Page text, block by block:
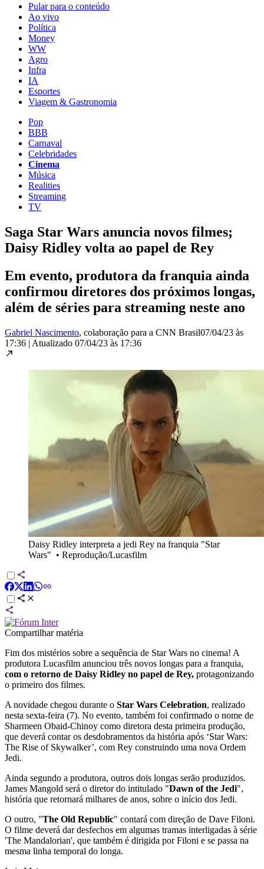
Pular para o conteúdo
Ao vivo
Política
Money
WW
Agro
Infra
IA
Esportes
Viagem & Gastronomia
Pop
BBB
Carnaval
Celebridades
Cinema
Música
Realities
Streaming
TV
Saga Star Wars anuncia novos filmes;
Daisy Ridley volta ao papel de Rey
Em evento, produtora da franquia ainda
confirmou diretores dos próximos longas,
além de séries para streaming neste ano
Gabriel Nascimento, colaboração para a CNN Brasil07/04/23 às
17:36 | Atualizado 07/04/23 às 17:36
Daisy Ridley interpreta a jedi Rey na franquia "Star
Wars" • Reprodução/Lucasfilm
Compartilhar matéria
Fim dos mistérios sobre a sequência de Star Wars no cinema! A
produtora Lucasfilm anunciou três novos longas para a franquia,
com o retorno de Daisy Ridley no papel de Rey, protagonizando
o primeiro dos filmes.
A novidade chegou durante o Star Wars Celebration, realizado
nesta sexta-feira (7). No evento, também foi confirmado o nome de
Sharmeen Obaid-Chinoy como diretora desta primeira produção,
que deverá contar os desdobramentos da história após ‘Star Wars:
The Rise of Skywalker’, com Rey construindo uma nova Ordem
Jedi.
Ainda segundo a produtora, outros dois longas serão produzidos.
James Mangold será o diretor do intitulado "Dawn of the Jedi",
história que retornará milhares de anos, sobre o início dos Jedi.
O outro, "The Old Republic" contará com direção de Dave Filoni.
O filme deverá dar desfechos em algumas tramas interligadas à série
'The Mandalorian', que também é dirigida por Filoni e se passa na
mesma linha temporal do longa.